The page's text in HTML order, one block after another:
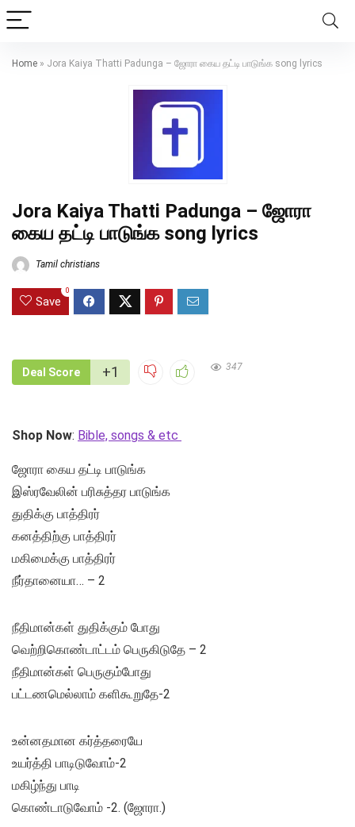
Home » Jora Kaiya Thatti Padunga – ஜோரா கைய தட்டி பாடுங்க song lyrics
Jora Kaiya Thatti Padunga – ஜோரா
கைய தட்டி பாடுங்க song lyrics
Tamil christians
Save
0
Deal Score +1 347
Shop Now: Bible, songs & etc
ஜோரா கைய தட்டி பாடுங்க
இஸ்ரவேலின் பரிசுத்தர பாடுங்க
துதிக்கு பாத்திரர்
கனத்திற்கு பாத்திரர்
மகிமைக்கு பாத்திரர்
நீர்தானையா… – 2
நீதிமான்கள் துதிக்கும் போது
வெற்றிகொண்டாட்டம் பெருகிடுதே – 2
நீதிமான்கள் பெருகும்போது
பட்டணமெல்லாம் களிகூறுதே-2
உன்னதமான கர்த்தரையே
உயர்த்தி பாடிடுவோம்-2
மகிழ்ந்து பாடி
கொண்டாடுவோம் -2. (ஜோரா.)